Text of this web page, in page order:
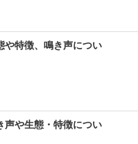
や特徴、鳴き声につい
声や生態・特徴につい